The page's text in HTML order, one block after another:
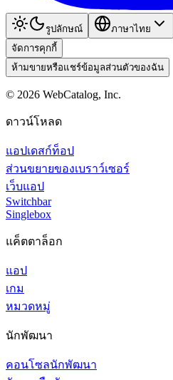
รูปลักษณ์
ภาษาไทย
จัดการคุกกี้
ห้ามขายหรือแชร์ข้อมูลส่วนตัวของฉัน
© 2026 WebCatalog, Inc.
ดาวน์โหลด
แอปเดสก์ท็อป
ส่วนขยายของเบราว์เซอร์
เว็บแอป
Switchbar
Singlebox
แค็ตตาล็อก
แอป
เกม
หมวดหมู่
นักพัฒนา
คอนโซลนักพัฒนา